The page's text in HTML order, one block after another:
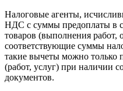
Налоговые агенты,
НДС с суммы предоплаты в
товаров (выполнения работ,
соответствующие суммы
такие вычеты можно только
(работ, услуг) при наличии
документов.